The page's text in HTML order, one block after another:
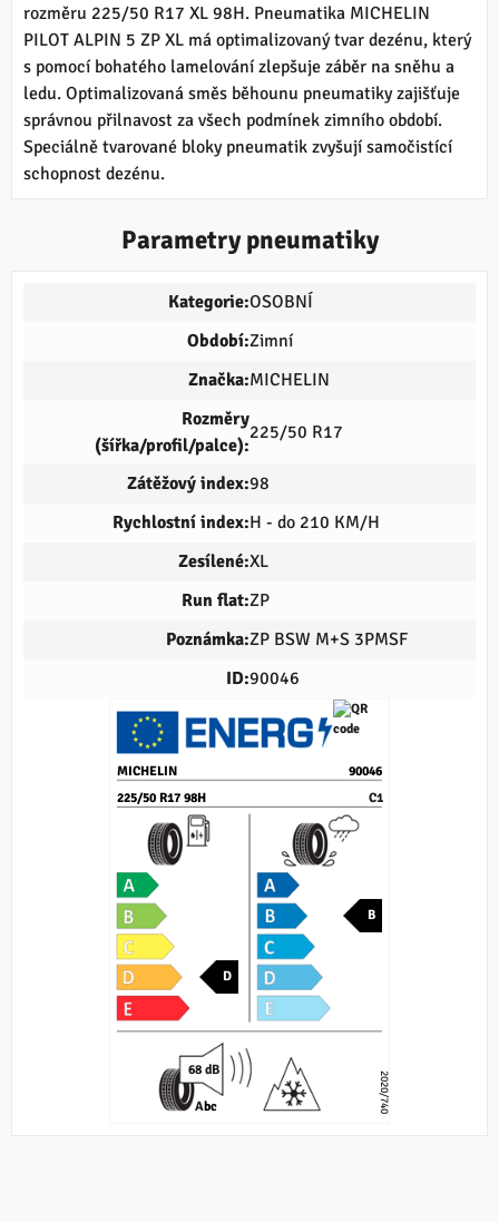
rozměru 225/50 R17 XL 98H. Pneumatika MICHELIN
PILOT ALPIN 5 ZP XL má optimalizovaný tvar dezénu, který
s pomocí bohatého lamelování zlepšuje záběr na sněhu a
ledu. Optimalizovaná směs běhounu pneumatiky zajišťuje
správnou přilnavost za všech podmínek zimního období.
Speciálně tvarované bloky pneumatik zvyšují samočistící
schopnost dezénu.
Parametry pneumatiky
Kategorie:OSOBNÍ
Období:Zimní
Značka:MICHELIN
Rozměry
(šířka/profil/palce):
225/50 R17
Zátěžový index:98
Rychlostní index:H - do 210 KM/H
Zesílené:XL
Run flat:ZP
Poznámka:ZP BSW M+S 3PMSF
ID:90046
225/50 R17 98H
MICHELIN 90046
D
B
68 dB
C1
2020/740
Abc